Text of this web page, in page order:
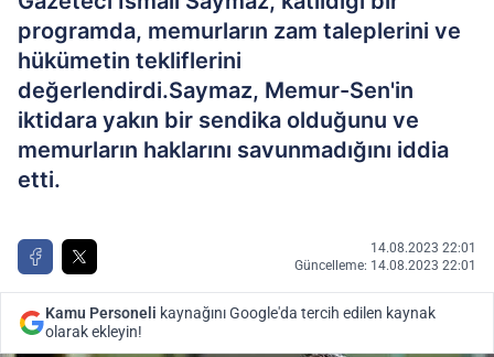
programda, memurların zam taleplerini ve
hükümetin tekliflerini
değerlendirdi.Saymaz, Memur-Sen'in
iktidara yakın bir sendika olduğunu ve
memurların haklarını savunmadığını iddia
etti.
14.08.2023 22:01
Güncelleme: 14.08.2023 22:01
Kamu Personeli kaynağını Google'da tercih edilen kaynak
olarak ekleyin!